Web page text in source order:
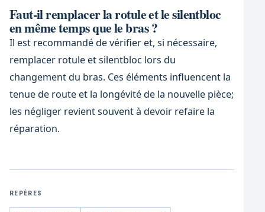
Faut-il remplacer la rotule et le silentbloc
en même temps que le bras ?
Il est recommandé de vérifier et, si nécessaire,
remplacer rotule et silentbloc lors du
changement du bras. Ces éléments influencent la
tenue de route et la longévité de la nouvelle pièce;
les négliger revient souvent à devoir refaire la
réparation.
REPÈRES